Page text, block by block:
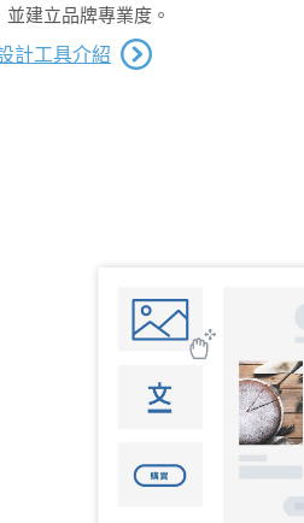
建立品牌專業度。
計工具介紹